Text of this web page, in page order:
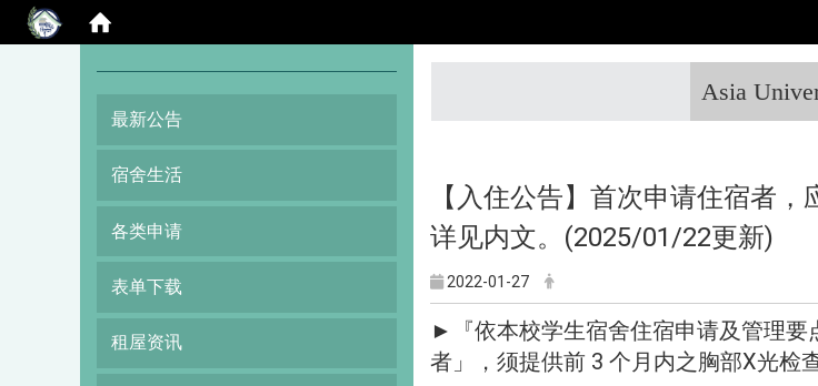
Asia
最新公告
宿舍生活
各类申请
表单下载
租屋资讯
【入住公告】首次申请住宿者
详见内文。(2025/01/22更新)
2022-01-27
►『依本校学生宿舍住宿申请及管理要
者」，须提供前 3 个月内之胸部X光检